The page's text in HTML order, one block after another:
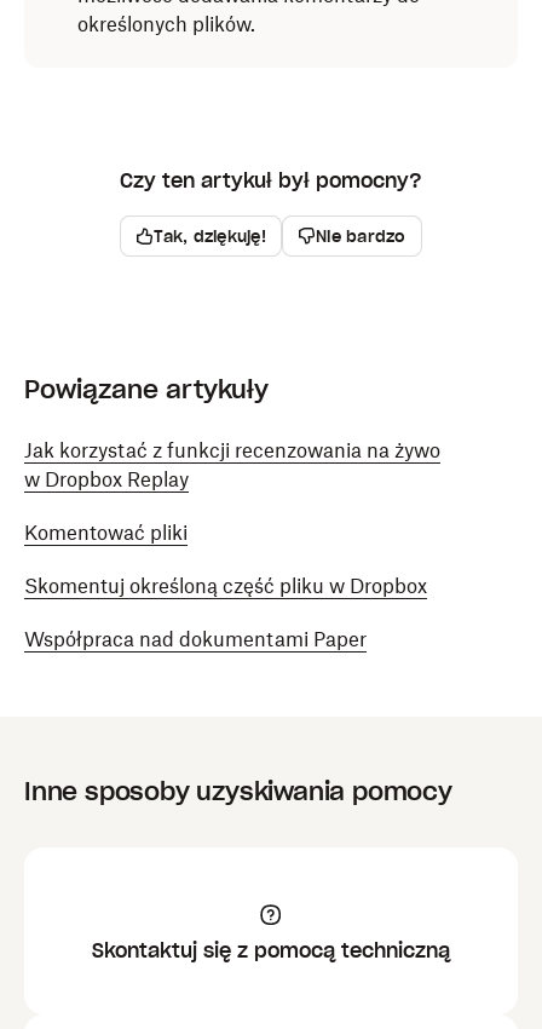
określonych plików.
Czy ten artykuł był pomocny?
Tak, dziękuję! Nie bardzo
Powiązane artykuły
Jak korzystać z funkcji recenzowania na żywo
w Dropbox Replay
Komentować pliki
Skomentuj określoną część pliku w Dropbox
Współpraca nad dokumentami Paper
Inne sposoby uzyskiwania pomocy
Skontaktuj się z pomocą techniczną